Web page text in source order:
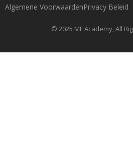
Algemene VoorwaardenPrivacy Beleid
© 2025 MF Academy, All